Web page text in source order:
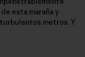
esta maraña y
metros. Y